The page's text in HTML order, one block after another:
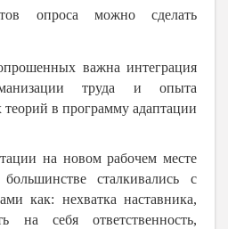
опроса можно сделать
важна интеграция
труда и опыта
теорий в программу адаптации
на новом рабочем месте
сталкивались с
как: нехватка наставника,
на себя ответственность,